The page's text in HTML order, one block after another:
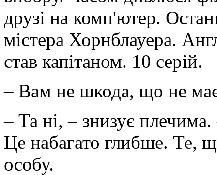
друзі на комп'ютер.
містера Хорнблауера.
став капітаном. 10 серій.
– Вам не шкода, що не
– Та ні, – знизує
Це набагато глибше. Те,
особу.